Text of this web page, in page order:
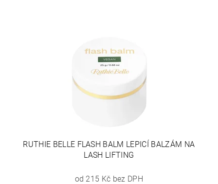
RUTHIE BELLE FLASH BALM LEPICÍ BALZÁM NA
LASH LIFTING
od 215 Kč bez DPH